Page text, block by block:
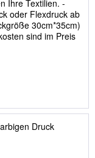
Ihre Textilien. -
oder Flexdruck ab
30cm*35cm)
sind im Preis